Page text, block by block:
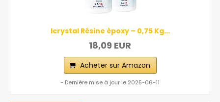
Icrystal Résine èpoxy – 0,75 Kg...
18,09 EUR
Acheter sur Amazon
- Dernière mise à jour le 2025-06-11